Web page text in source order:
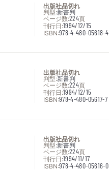
出版社品切れ
判型:新書判
ページ数:224頁
刊行日:1994/12/15
ISBN:978-4-480-05618-4
出版社品切れ
判型:新書判
ページ数:224頁
刊行日:1994/12/15
ISBN:978-4-480-05617-7
出版社品切れ
判型:新書判
ページ数:224頁
刊行日:1994/11/17
ISBN:978-4-480-05616-0